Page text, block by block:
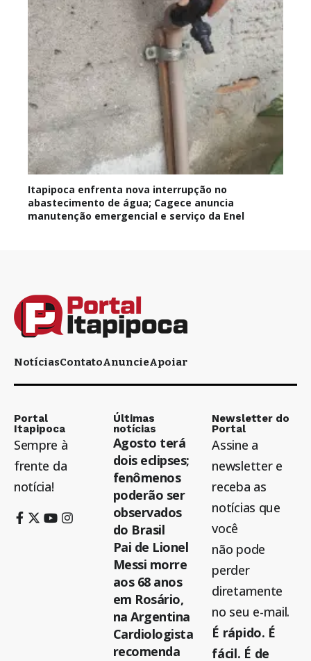
Itapipoca enfrenta nova interrupção no
abastecimento de água; Cagece anuncia
manutenção emergencial e serviço da Enel
NotíciasContatoAnuncieApoiar
Portal
Itapipoca
Sempre à
frente da
notícia!
Últimas
notícias
Agosto terá
dois eclipses;
fenômenos
poderão ser
observados
do Brasil
Pai de Lionel
Messi morre
aos 68 anos
em Rosário,
na Argentina
Cardiologista
recomenda
Newsletter do
Portal
Assine a
newsletter e
receba as
notícias que
você
não pode
perder
diretamente
no seu e-mail.
É rápido. É
fácil. É de